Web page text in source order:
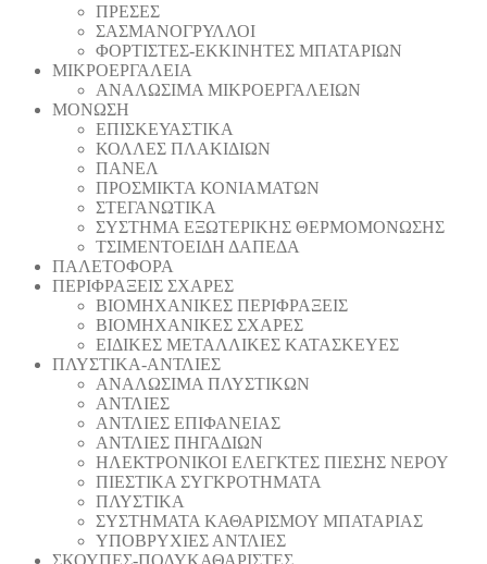
ΠΡΕΣΕΣ
ΣΑΣΜΑΝΟΓΡΥΛΛΟΙ
ΦΟΡΤΙΣΤΕΣ-ΕΚΚΙΝΗΤΕΣ ΜΠΑΤΑΡΙΩΝ
ΜΙΚΡΟΕΡΓΑΛΕΙΑ
ΑΝΑΛΩΣΙΜΑ ΜΙΚΡΟΕΡΓΑΛΕΙΩΝ
ΜΟΝΩΣΗ
ΕΠΙΣΚΕΥΑΣΤΙΚΑ
ΚΟΛΛΕΣ ΠΛΑΚΙΔΙΩΝ
ΠΑΝΕΛ
ΠΡΟΣΜΙΚΤΑ ΚΟΝΙΑΜΑΤΩΝ
ΣΤΕΓΑΝΩΤΙΚΑ
ΣΥΣΤΗΜΑ ΕΞΩΤΕΡΙΚΗΣ ΘΕΡΜΟΜΟΝΩΣΗΣ
ΤΣΙΜΕΝΤΟΕΙΔΗ ΔΑΠΕΔΑ
ΠΑΛΕΤΟΦΟΡΑ
ΠΕΡΙΦΡΑΞΕΙΣ ΣΧΑΡΕΣ
ΒΙΟΜΗΧΑΝΙΚΕΣ ΠΕΡΙΦΡΑΞΕΙΣ
ΒΙΟΜΗΧΑΝΙΚΕΣ ΣΧΑΡΕΣ
ΕΙΔΙΚΕΣ ΜΕΤΑΛΛΙΚΕΣ ΚΑΤΑΣΚΕΥΕΣ
ΠΛΥΣΤΙΚΑ-ΑΝΤΛΙΕΣ
ΑΝΑΛΩΣΙΜΑ ΠΛΥΣΤΙΚΩΝ
ΑΝΤΛΙΕΣ
ΑΝΤΛΙΕΣ ΕΠΙΦΑΝΕΙΑΣ
ΑΝΤΛΙΕΣ ΠΗΓΑΔΙΩΝ
ΗΛΕΚΤΡΟΝΙΚΟΙ ΕΛΕΓΚΤΕΣ ΠΙΕΣΗΣ ΝΕΡΟΥ
ΠΙΕΣΤΙΚΑ ΣΥΓΚΡΟΤΗΜΑΤΑ
ΠΛΥΣΤΙΚΑ
ΣΥΣΤΗΜΑΤΑ ΚΑΘΑΡΙΣΜΟΥ ΜΠΑΤΑΡΙΑΣ
ΥΠΟΒΡΥΧΙΕΣ ΑΝΤΛΙΕΣ